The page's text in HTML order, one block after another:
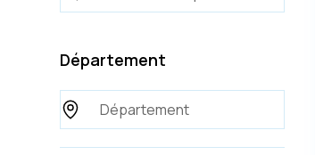
Département